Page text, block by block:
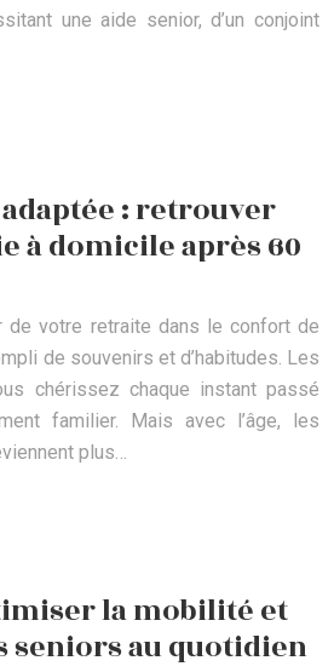
une aide senior, d’un conjoint
: retrouver
à domicile après 60
de votre retraite dans le confort de
de souvenirs et d’habitudes. Les
chérissez chaque instant passé
familier. Mais avec l’âge, les
plus…
la mobilité et
seniors au quotidien